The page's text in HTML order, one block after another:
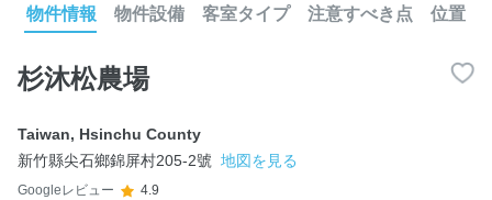
物件情報 物件設備 客室タイプ 注意すべき点 位置
杉沐松農場
Taiwan, Hsinchu County
新竹縣尖石鄉錦屏村205-2號 地図を見る
Googleレビュー
4.9